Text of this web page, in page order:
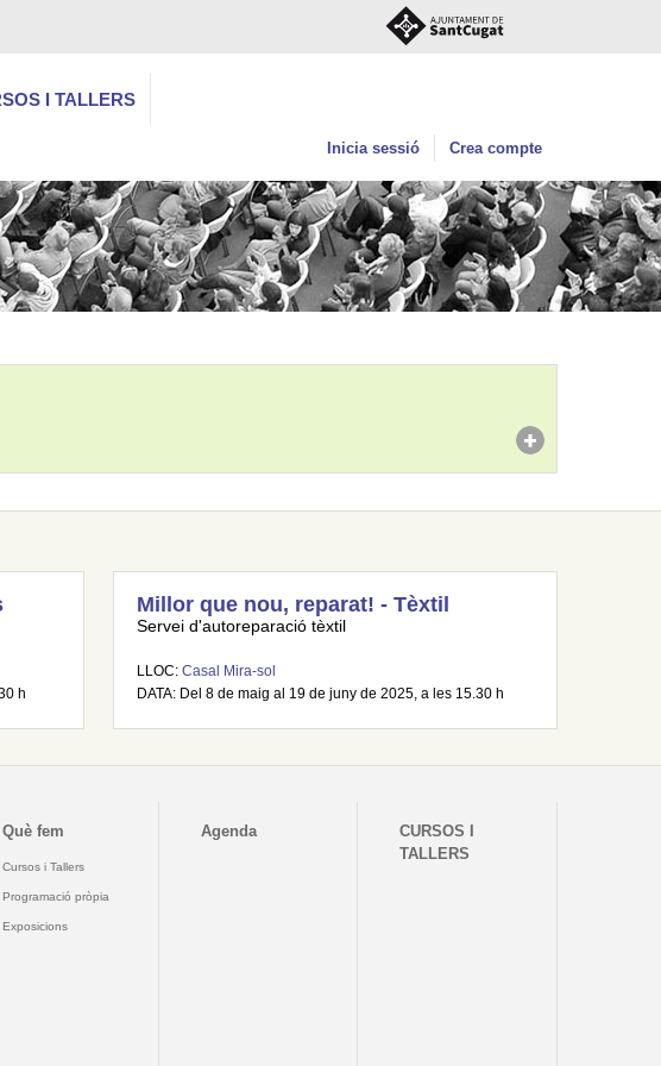
I TALLERS
Inicia sessió Crea compte
h
Millor que nou, reparat! - Tèxtil
Servei d'autoreparació tèxtil
LLOC: Casal Mira-sol
DATA: Del 8 de maig al 19 de juny de 2025, a les 15.30 h
Què fem
Cursos i Tallers
Programació pròpia
Exposicions
Agenda
CURSOS I
TALLERS